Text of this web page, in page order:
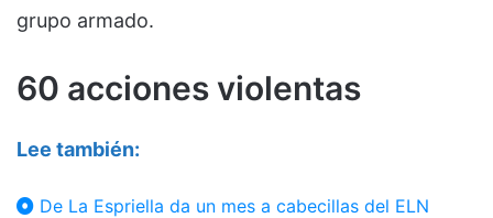
grupo armado.
60 acciones violentas
Lee también:
De La Espriella da un mes a cabecillas del ELN